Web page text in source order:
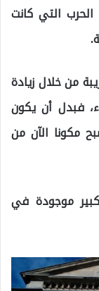
الحرب التي كانت
من خلال زيادة
فبدل أن يكون
صغير أصبح مكونا الآن من
موجودة في